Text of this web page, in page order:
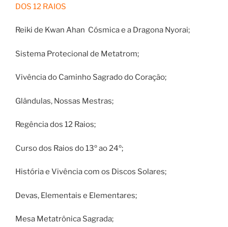
DOS 12 RAIOS
Reiki de Kwan Ahan Cósmica e a Dragona Nyorai;
Sistema Protecional de Metatrom;
Vivência do Caminho Sagrado do Coração;
Glândulas, Nossas Mestras;
Regência dos 12 Raios;
Curso dos Raios do 13º ao 24º;
História e Vivência com os Discos Solares;
Devas, Elementais e Elementares;
Mesa Metatrônica Sagrada;